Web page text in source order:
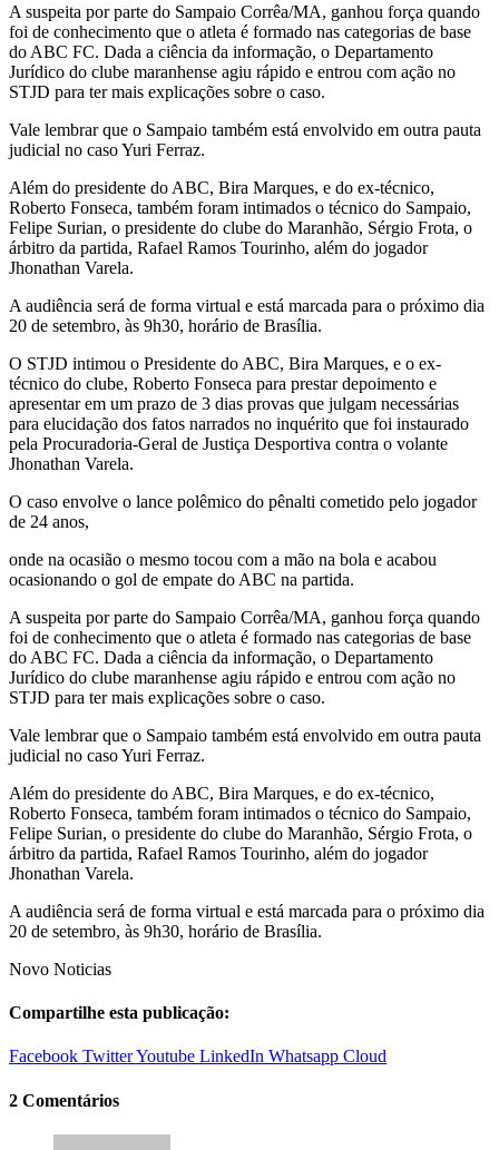
A suspeita por parte do Sampaio Corrêa/MA, ganhou força quando
foi de conhecimento que o atleta é formado nas categorias de base
do ABC FC. Dada a ciência da informação, o Departamento
Jurídico do clube maranhense agiu rápido e entrou com ação no
STJD para ter mais explicações sobre o caso.
Vale lembrar que o Sampaio também está envolvido em outra pauta
judicial no caso Yuri Ferraz.
Além do presidente do ABC, Bira Marques, e do ex-técnico,
Roberto Fonseca, também foram intimados o técnico do Sampaio,
Felipe Surian, o presidente do clube do Maranhão, Sérgio Frota, o
árbitro da partida, Rafael Ramos Tourinho, além do jogador
Jhonathan Varela.
A audiência será de forma virtual e está marcada para o próximo dia
20 de setembro, às 9h30, horário de Brasília.
O STJD intimou o Presidente do ABC, Bira Marques, e o ex-
técnico do clube, Roberto Fonseca para prestar depoimento e
apresentar em um prazo de 3 dias provas que julgam necessárias
para elucidação dos fatos narrados no inquérito que foi instaurado
pela Procuradoria-Geral de Justiça Desportiva contra o volante
Jhonathan Varela.
O caso envolve o lance polêmico do pênalti cometido pelo jogador
de 24 anos,
onde na ocasião o mesmo tocou com a mão na bola e acabou
ocasionando o gol de empate do ABC na partida.
A suspeita por parte do Sampaio Corrêa/MA, ganhou força quando
foi de conhecimento que o atleta é formado nas categorias de base
do ABC FC. Dada a ciência da informação, o Departamento
Jurídico do clube maranhense agiu rápido e entrou com ação no
STJD para ter mais explicações sobre o caso.
Vale lembrar que o Sampaio também está envolvido em outra pauta
judicial no caso Yuri Ferraz.
Além do presidente do ABC, Bira Marques, e do ex-técnico,
Roberto Fonseca, também foram intimados o técnico do Sampaio,
Felipe Surian, o presidente do clube do Maranhão, Sérgio Frota, o
árbitro da partida, Rafael Ramos Tourinho, além do jogador
Jhonathan Varela.
A audiência será de forma virtual e está marcada para o próximo dia
20 de setembro, às 9h30, horário de Brasília.
Novo Noticias
Compartilhe esta publicação:
Facebook TwitterYoutube LinkedIn Whatsapp Cloud
2 Comentários